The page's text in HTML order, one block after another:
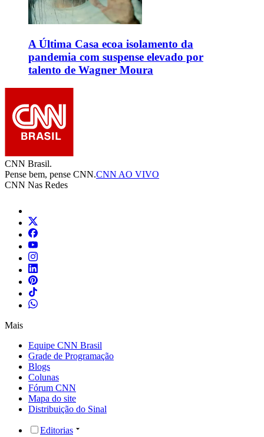
A Última Casa ecoa isolamento da
pandemia com suspense elevado por
talento de Wagner Moura
CNN Brasil.
Pense bem, pense CNN.CNN AO VIVO
CNN Nas Redes
Mais
Equipe CNN Brasil
Grade de Programação
Blogs
Colunas
Fórum CNN
Mapa do site
Distribuição do Sinal
Editorias